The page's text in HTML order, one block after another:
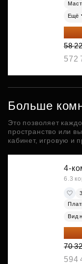
Ещё
45
58
572
Больше
Это позволяет
пространство или
кабинет, игровую и
4-
6.3
Вид
54
70
594